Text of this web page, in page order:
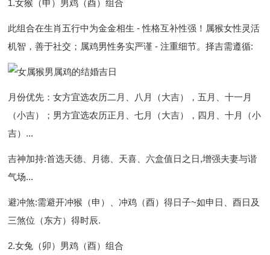
1.女猴（申）男鸡（酉）组合
此组合在生肖五行中为金金相生 - 性格互补性强！属猴女性灵活
机智，善于社交；属鸡男性务实严谨 - 注重细节。择吉需遵循:
月份优先 ：女方宜选农历二月、八月（大吉），五月、十一月
（小吉）；男方宜选农历正月、七月（大吉），四月、十月（小
吉）...
吉神加持:首选天德、月德、天喜、六盒值日之日,增强夫妻与谐
气场...
避冲煞:需避开冲猴（申）、冲鸡（酉）得日子~如申日、酉日及
三煞位（东方）得时辰.
2.女兔（卯）男鸡（酉）组合